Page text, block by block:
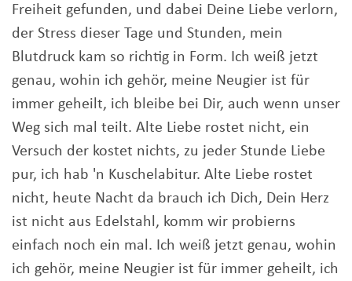
Freiheit gefunden, und dabei Deine Liebe verlorn,
der Stress dieser Tage und Stunden, mein
Blutdruck kam so richtig in Form. Ich weiß jetzt
genau, wohin ich gehör, meine Neugier ist für
immer geheilt, ich bleibe bei Dir, auch wenn unser
Weg sich mal teilt. Alte Liebe rostet nicht, ein
Versuch der kostet nichts, zu jeder Stunde Liebe
pur, ich hab 'n Kuschelabitur. Alte Liebe rostet
nicht, heute Nacht da brauch ich Dich, Dein Herz
ist nicht aus Edelstahl, komm wir probierns
einfach noch ein mal. Ich weiß jetzt genau, wohin
ich gehör, meine Neugier ist für immer geheilt, ich